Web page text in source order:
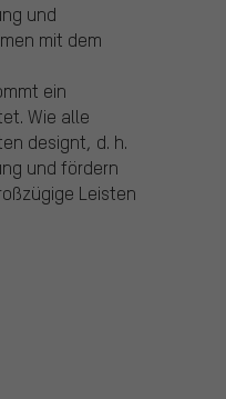
und
mit dem
ein
Wie alle
designt, d. h.
und fördern
Leisten